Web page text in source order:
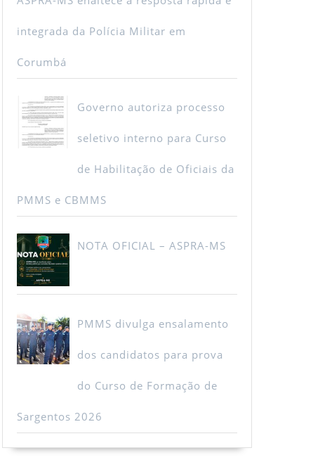
integrada da Polícia Militar em
Corumbá
Governo autoriza processo
seletivo interno para Curso
de Habilitação de Oficiais da
PMMS e CBMMS
NOTA OFICIAL – ASPRA-MS
PMMS divulga ensalamento
dos candidatos para prova
do Curso de Formação de
Sargentos 2026